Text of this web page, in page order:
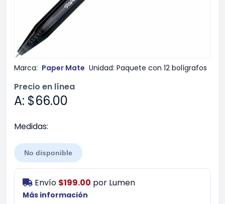
Marca: Paper Mate Unidad: Paquete con 12 bolígrafos
Precio en línea
A: $66.00
Medidas:
No disponible
Envío $199.00 por Lumen
Más información